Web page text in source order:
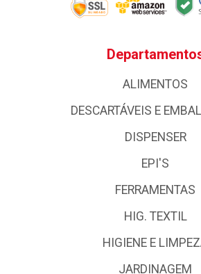
ALIMENTOS
DESCARTÁVEIS E
DISPENSER
EPI'S
FERRAMENTAS
HIG. TEXTIL
HIGIENE E
JARDINAGEM